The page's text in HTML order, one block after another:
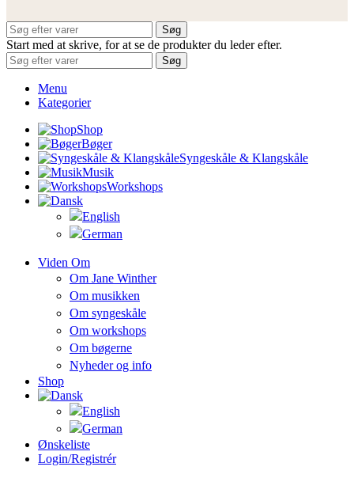
Søg
Start med at skrive, for at se de produkter du leder efter.
Søg
Menu
Kategorier
Shop
Bøger
Syngeskåle & Klangskåle
Musik
Workshops
Viden Om
Om Jane Winther
Om musikken
Om syngeskåle
Om workshops
Om bøgerne
Nyheder og info
Shop
Ønskeliste
Login/registrér